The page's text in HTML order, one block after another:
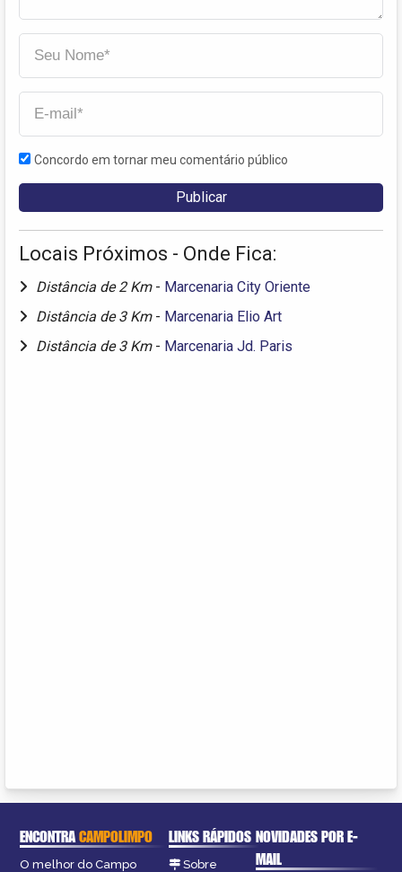
Concordo em tornar meu comentário público
Locais Próximos - Onde Fica:
Distância de 2 Km - Marcenaria City Oriente
Distância de 3 Km - Marcenaria Elio Art
Distância de 3 Km - Marcenaria Jd. Paris
ENCONTRACAMPOLIMPO
O melhor do Campo
LINKS RÁPIDOS
Sobre
NOVIDADES POR E-
MAIL